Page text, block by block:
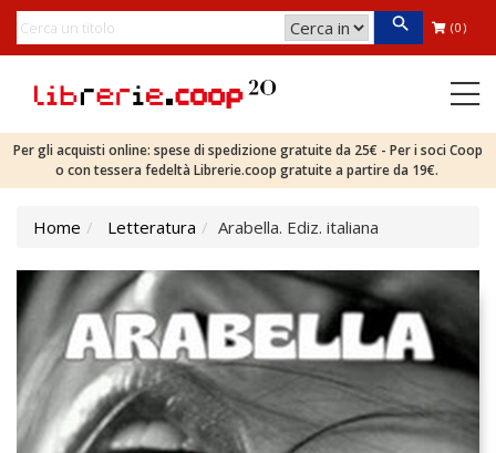
(0)
Per gli acquisti online: spese di spedizione gratuite da 25€ - Per i soci Coop
o con tessera fedeltà Librerie.coop gratuite a partire da 19€.
Home Letteratura Arabella. Ediz. italiana